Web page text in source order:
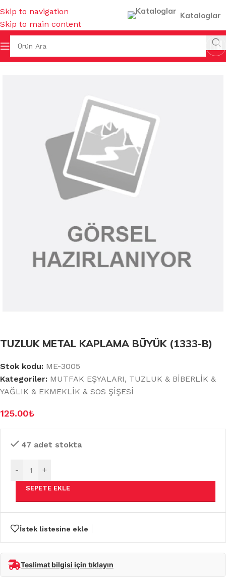
Skip to navigation
Skip to main content
Kataloglar
/TUZLUK & BİBERLİK & YAĞLIK & EKMEKLİK & SOS ŞİŞESİ
TUZLUK METAL KAPLAMA BÜYÜK (1333-B)
Stok kodu: ME-3005
Kategoriler: MUTFAK EŞYALARI, TUZLUK & BİBERLİK &
YAĞLIK & EKMEKLİK & SOS ŞİŞESİ
125.00₺
47 adet stokta
- +
SEPETE EKLE
İstek listesine ekle
Teslimat bilgisi için tıklayın